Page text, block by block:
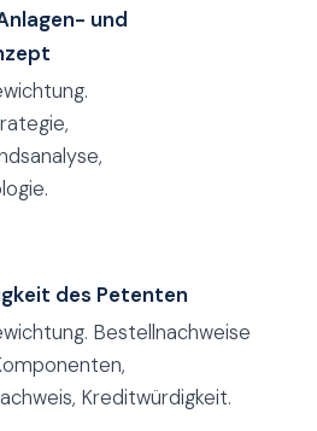
und
des Petenten
Bestellnachweise
Kreditwürdigkeit.